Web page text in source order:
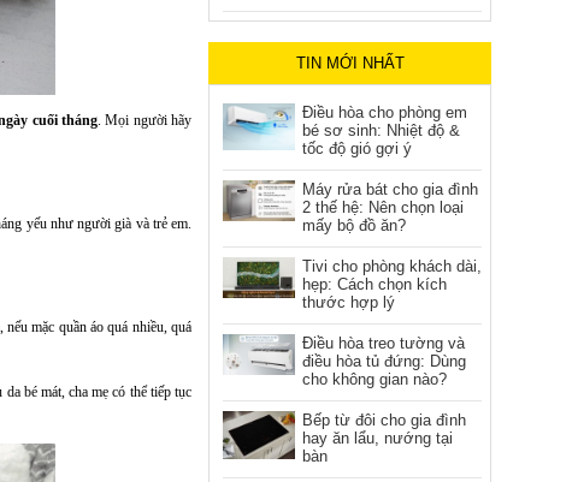
cuối tháng. Mọi người hãy
yếu như người già và trẻ em.
nếu mặc quần áo quá nhiều, quá
da bé mát, cha mẹ có thể tiếp tục
TIN MỚI NHẤT
Điều hòa cho phòng em
bé sơ sinh: Nhiệt độ &
tốc độ gió gợi ý
Máy rửa bát cho gia đình
2 thế hệ: Nên chọn loại
mấy bộ đồ ăn?
Tivi cho phòng khách dài,
hẹp: Cách chọn kích
thước hợp lý
Điều hòa treo tường và
điều hòa tủ đứng: Dùng
cho không gian nào?
Bếp từ đôi cho gia đình
hay ăn lẩu, nướng tại
bàn